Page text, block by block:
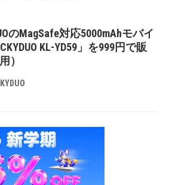
のMagSafe対応5000mAhモバイ
KL-YD59」を999円で販
）